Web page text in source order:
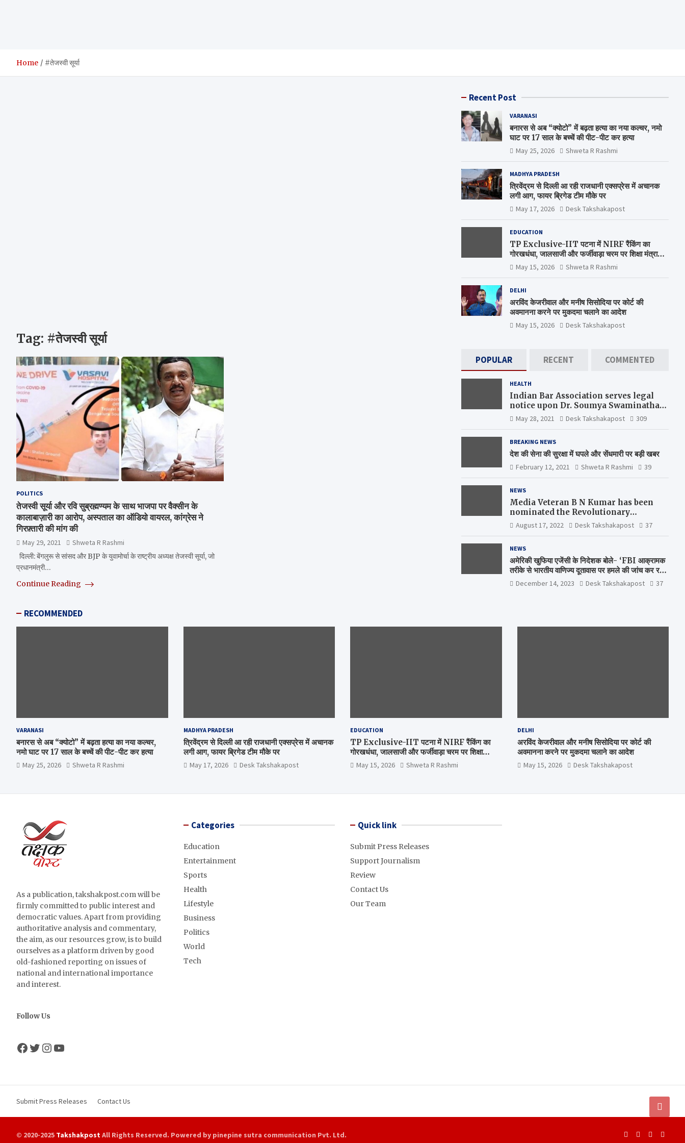
Home #तेजस्वी सूर्या
Tag: #तेजस्वी सूर्या
POLITICS
तेजस्वी सूर्या और रवि सुब्रह्मण्यम के साथ भाजपा पर वैक्सीन के
कालाबाज़ारी का आरोप, अस्पताल का ऑडियो वायरल, कांग्रेस ने
गिरफ़्तारी की मांग की
May 29, 2021
Shweta R Rashmi
दिल्ली: बेंगलुरू से सांसद और BJP के युवामोर्चा के राष्ट्रीय अध्यक्ष तेजस्वी सूर्या, जो
प्रधानमंत्री…
Continue Reading
Recent Post
VARANASI
बनारस से अब “क्योटो” में बढ़ता हत्या का नया कल्चर, नमो
घाट पर 17 साल के बच्चें की पीट-पीट कर हत्या
May 25, 2026 Shweta R Rashmi
MADHYA PRADESH
त्रिवेंद्रम से दिल्ली आ रही राजधानी एक्सप्रेस में अचानक
लगी आग, फायर ब्रिगेड टीम मौके पर
May 17, 2026 Desk Takshakapost
EDUCATION
TP Exclusive-IIT पटना में NIRF रैंकिंग का
गोरखधंधा, जालसाजी और फर्जीवाड़ा चरम पर शिक्षा मंत्रालय
कब जागेगा ?
May 15, 2026 Shweta R Rashmi
DELHI
अरविंद केजरीवाल और मनीष सिसोदिया पर कोर्ट की
अवमानना करने पर मुकदमा चलाने का आदेश
May 15, 2026 Desk Takshakapost
POPULAR RECENT COMMENTED
HEALTH
Indian Bar Association serves legal
notice upon Dr. Soumya Swaminathan,
the Chief Scientist, WHO
May 28, 2021 Desk Takshakapost 309
BREAKING NEWS
देश की सेना की सुरक्षा में घपले और सेंधमारी पर बड़ी खबर
February 12, 2021 Shweta R Rashmi 39
NEWS
Media Veteran B N Kumar has been
nominated the Revolutionary
Comrade Shiv Varma Media Award
2022-23
August 17, 2022 Desk Takshakapost 37
NEWS
अमेरिकी खुफिया एजेंसी के निदेशक बोले- ‘FBI आक्रामक
तरीके से भारतीय वाणिज्य दूतावास पर हमले की जांच कर रही
है’December 14, 2023 Desk Takshakapost 37
RECOMMENDED
VARANASI
बनारस से अब “क्योटो” में बढ़ता हत्या का नया कल्चर,
नमो घाट पर 17 साल के बच्चें की पीट-पीट कर हत्या
May 25, 2026 Shweta R Rashmi
MADHYA PRADESH
त्रिवेंद्रम से दिल्ली आ रही राजधानी एक्सप्रेस में अचानक
लगी आग, फायर ब्रिगेड टीम मौके पर
May 17, 2026 Desk Takshakapost
EDUCATION
TP Exclusive-IIT पटना में NIRF रैंकिंग का
गोरखधंधा, जालसाजी और फर्जीवाड़ा चरम पर शिक्षा
मंत्रालय कब जागेगा ?
May 15, 2026 Shweta R Rashmi
DELHI
अरविंद केजरीवाल और मनीष सिसोदिया पर कोर्ट की
अवमानना करने पर मुकदमा चलाने का आदेश
May 15, 2026 Desk Takshakapost
As a publication, takshakpost.com will be
firmly committed to public interest and
democratic values. Apart from providing
authoritative analysis and commentary,
the aim, as our resources grow, is to build
ourselves as a platform driven by good
old-fashioned reporting on issues of
national and international importance
and interest.
Follow Us
Facebook
Twitter
Instagram
YouTube
Categories
Education
Entertainment
Sports
Health
Lifestyle
Business
Politics
World
Tech
Quick link
Submit Press Releases
Support Journalism
Review
Contact Us
Our Team
Submit Press Releases Contact Us
© 2020-2025 Takshakpost All Rights Reserved. Powered by pinepine sutra communication Pvt. Ltd.